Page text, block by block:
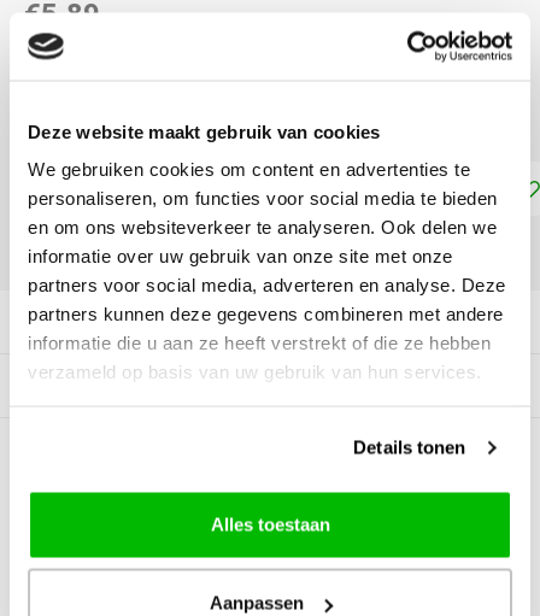
Deze website maakt gebruik van cookies
We gebruiken cookies om content en advertenties te
personaliseren, om functies voor social media te bieden
en om ons websiteverkeer te analyseren. Ook delen we
informatie over uw gebruik van onze site met onze
partners voor social media, adverteren en analyse. Deze
partners kunnen deze gegevens combineren met andere
informatie die u aan ze heeft verstrekt of die ze hebben
verzameld op basis van uw gebruik van hun services.
Details tonen
Alles toestaan
Aanpassen
€5,89
NIET LEVERBAAR
Kaarten Borduren - Borduurset Lees meer
Toevoegen aan winkelwagen
DELEN:
Productomschrijving
Gerelateerde producten
BEOORDELINGEN